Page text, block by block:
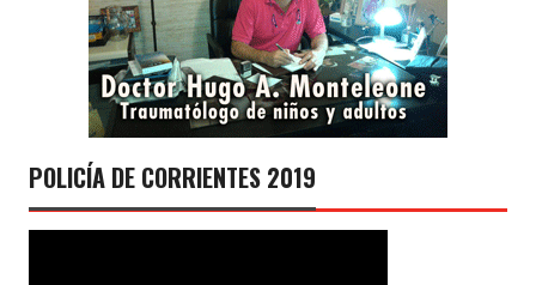
POLICÍA DE CORRIENTES 2019